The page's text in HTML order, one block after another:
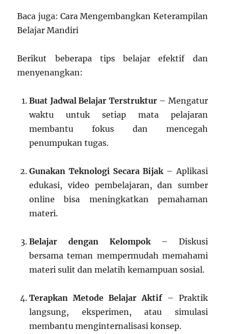
Baca juga: Cara Mengembangkan Keterampilan
Belajar Mandiri
Berikut beberapa tips belajar efektif dan
menyenangkan:
Buat Jadwal Belajar Terstruktur– Mengatur
waktu untuk setiap mata pelajaran
membantu fokus dan mencegah
penumpukan tugas.
Gunakan Teknologi Secara Bijak– Aplikasi
edukasi, video pembelajaran, dan sumber
online bisa meningkatkan pemahaman
materi.
Belajar dengan Kelompok– Diskusi
bersama teman mempermudah memahami
materi sulit dan melatih kemampuan sosial.
Terapkan Metode Belajar Aktif– Praktik
langsung, eksperimen, atau simulasi
membantu menginternalisasi konsep.